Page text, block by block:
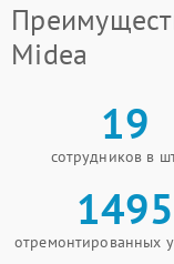
Midea
19
сотрудников в
1495
отремонтированных